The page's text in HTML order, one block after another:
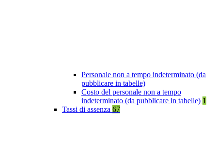
Personale non a tempo indeterminato (da
pubblicare in tabelle)
Costo del personale non a tempo
indeterminato (da pubblicare in tabelle) 1
Tassi di assenza 67